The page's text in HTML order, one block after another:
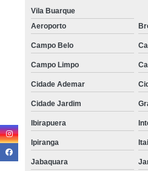
Vila Buarque
Aeroporto
Campo Belo
Campo Limpo
Cidade Ademar
Cidade Jardim
Ibirapuera
Ipiranga
Jabaquara